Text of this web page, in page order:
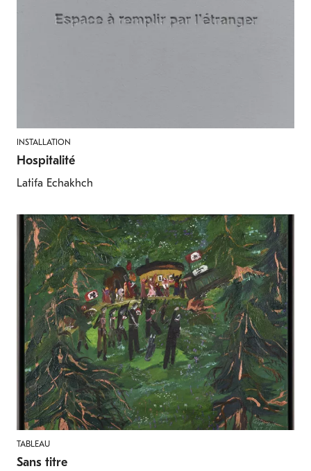
INSTALLATION
Hospitalité
Latifa Echakhch
TABLEAU
Sans titre